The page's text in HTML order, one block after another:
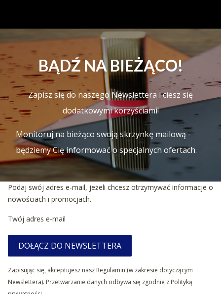
BĄDŹ NA BIEŻĄCO!
Zapisz się do naszego Newslettera i ciesz się
dodatkowymi korzyściami!
Monitoruj na bieżąco swoją skrzynkę mailową -
będziemy Cię informować o specjalnych ofertach.
Podaj swój adres e-mail, jeżeli chcesz otrzymywać informacje o
nowościach i promocjach.
Twój adres e-mail
DOŁĄCZ DO NEWSLETTERA
Zapisując się, akceptujesz nasz Regulamin (w zakresie dotyczącym
Newslettera). Przetwarzanie danych odbywa się zgodnie z Polityką